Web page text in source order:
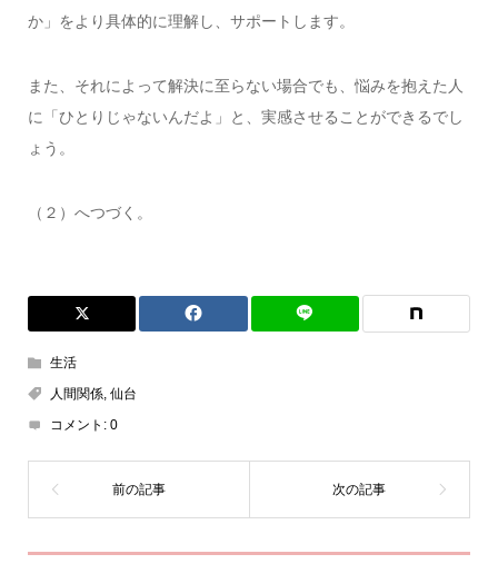
か」をより具体的に理解し、サポートします。
また、それによって解決に至らない場合でも、悩みを抱えた人
に「ひとりじゃないんだよ」と、実感させることができるでし
ょう。
（２）へつづく。
生活
人間関係, 仙台
コメント: 0